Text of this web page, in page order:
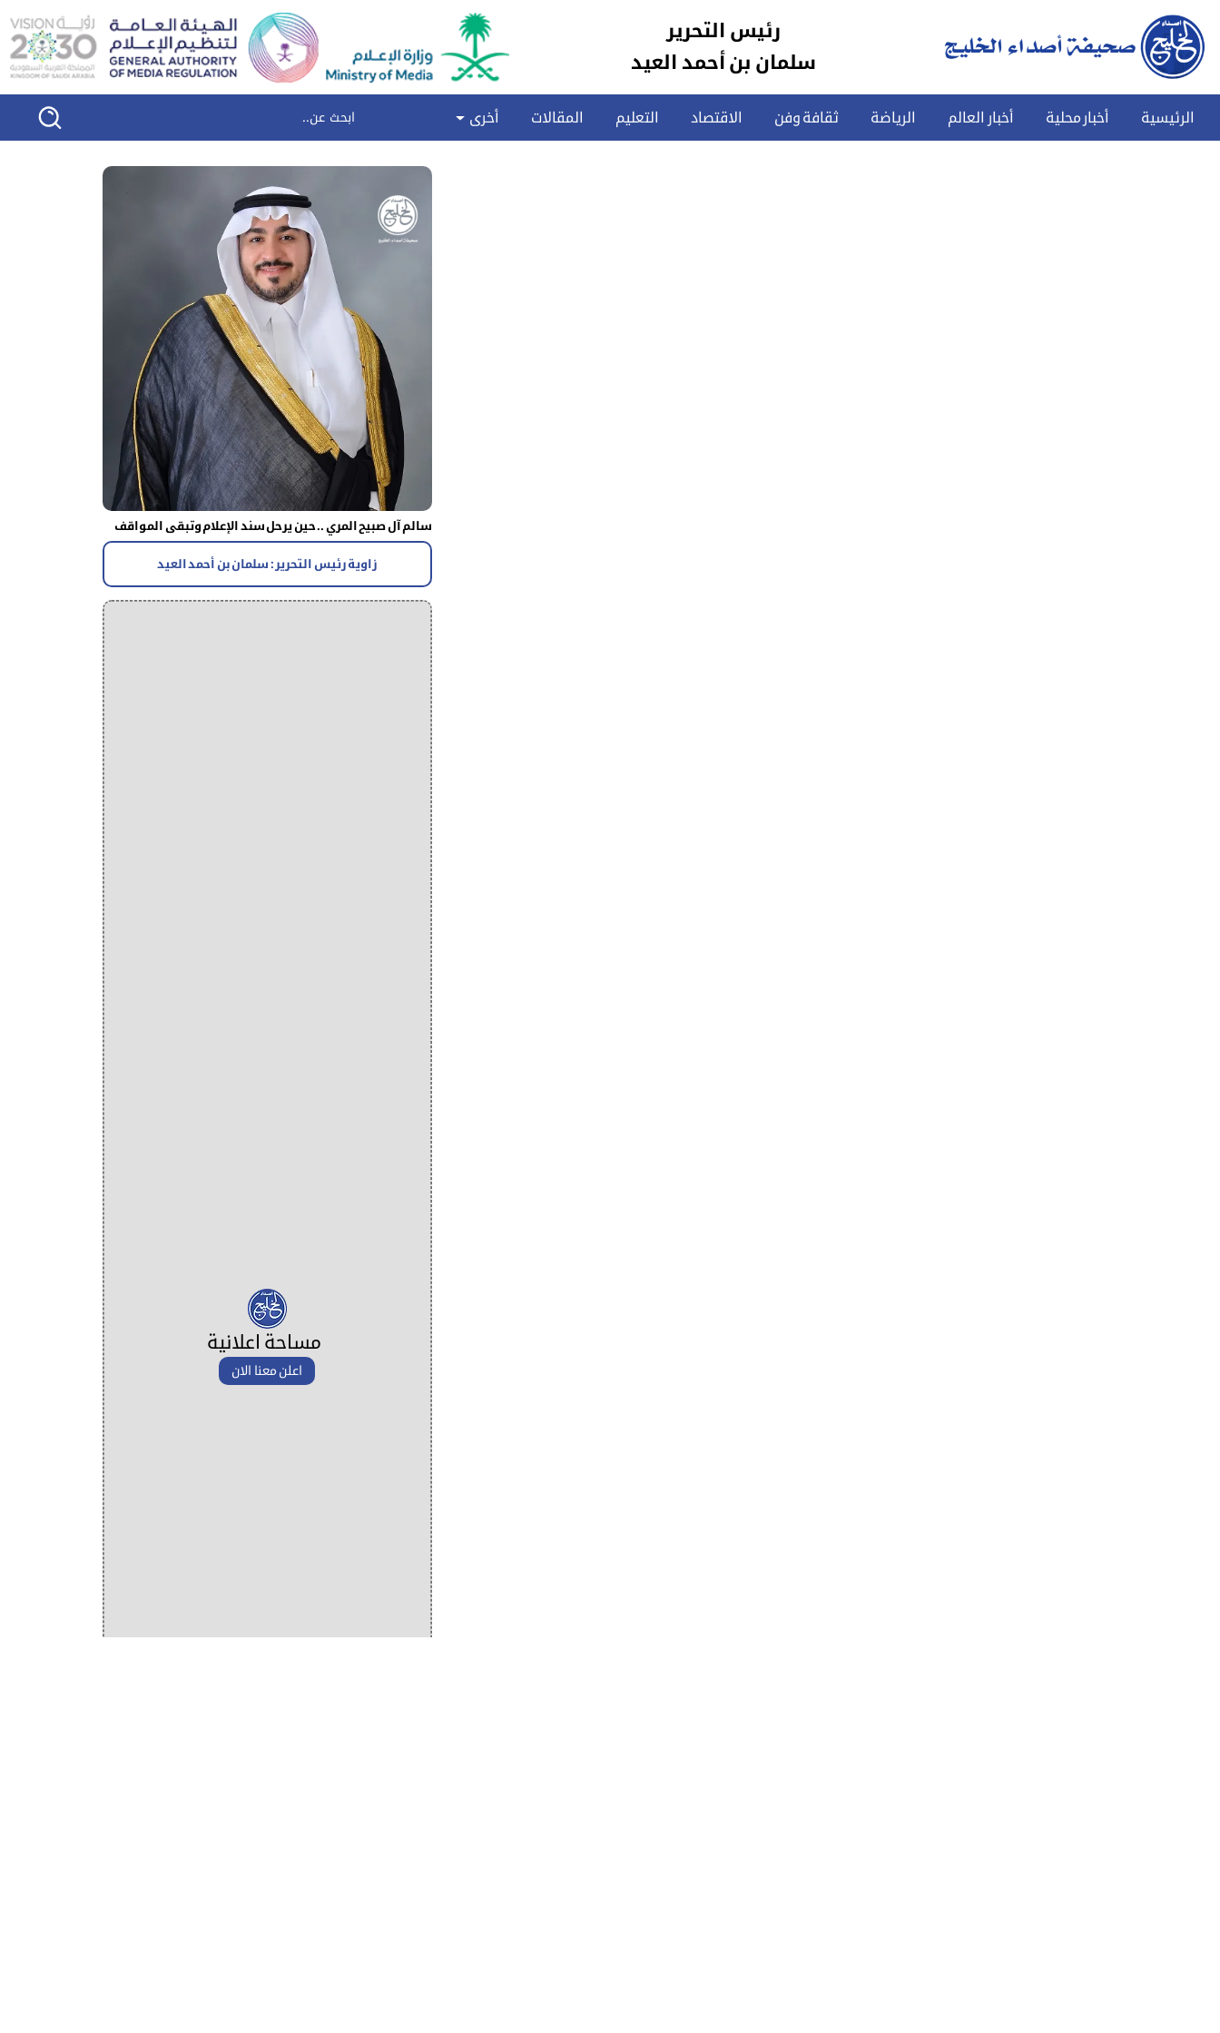
رئيس التحرير
سلمان بن أحمد العيد
الرئيسية أخبار محلية أخبار العالم الرياضة ثقافة وفن الاقتصاد التعليم المقالات أخرى
سالم آل صبيح المري .. حين يرحل سند الإعلام وتبقى المواقف
زاوية رئيس التحرير : سلمان بن أحمد العيد
مساحة اعلانية
اعلن معنا الان